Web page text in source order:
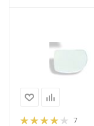
7